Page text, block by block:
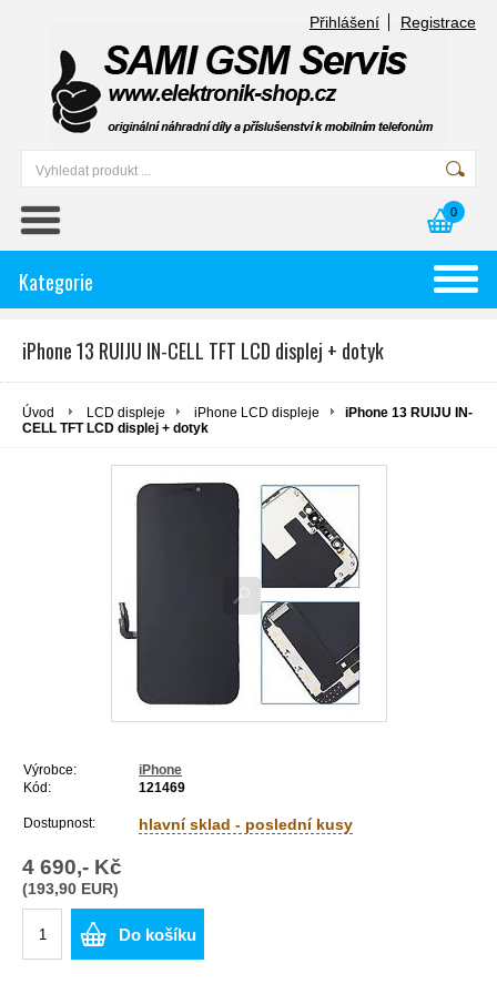
Přihlášení Registrace
0
Kategorie
iPhone 13 RUIJU IN-CELL TFT LCD displej + dotyk
Úvod LCD displeje iPhone LCD displeje
iPhone 13 RUIJU IN-
CELL TFT LCD displej + dotyk
Výrobce:
iPhone
Kód:
121469
Dostupnost: hlavní sklad - poslední kusy
4 690,- Kč
(193,90 EUR)
Do košíku